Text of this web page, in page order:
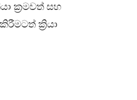
ක්‍රමවත් සහ
ක්‍රියා